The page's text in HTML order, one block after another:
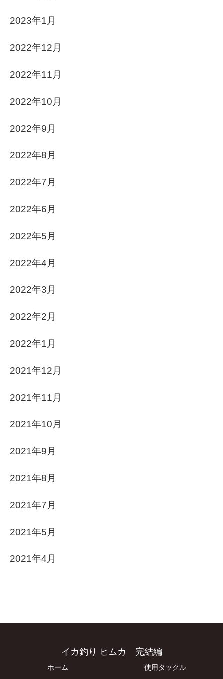
2023年1月
2022年12月
2022年11月
2022年10月
2022年9月
2022年8月
2022年7月
2022年6月
2022年5月
2022年4月
2022年3月
2022年2月
2022年1月
2021年12月
2021年11月
2021年10月
2021年9月
2021年8月
2021年7月
2021年5月
2021年4月
イカ釣り ヒムカ 完結編
ホーム 使用タックル